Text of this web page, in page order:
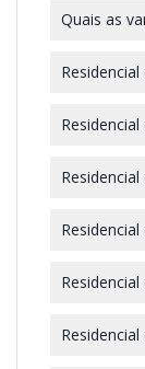
Quais as